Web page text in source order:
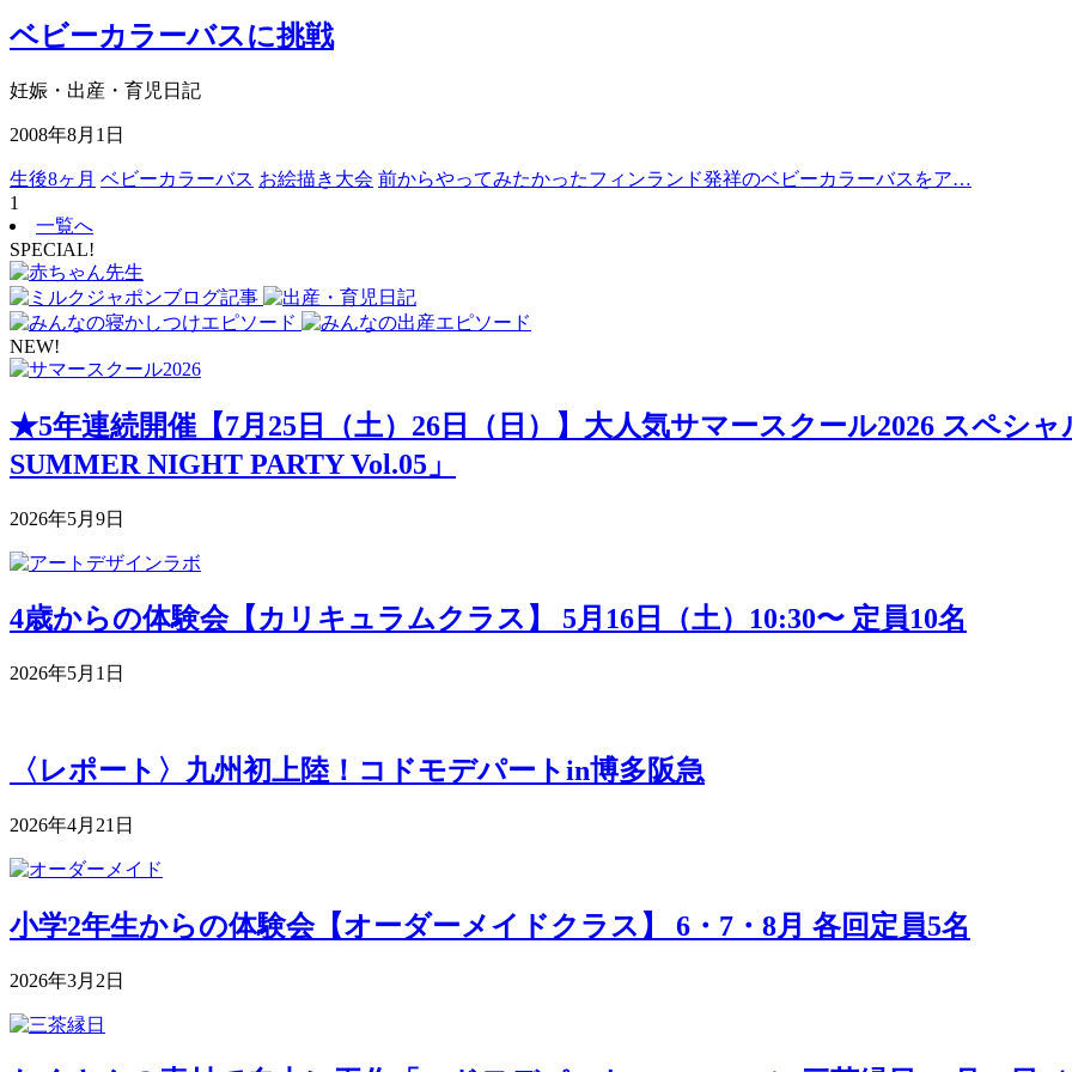
ベビーカラーバスに挑戦
妊娠・出産・育児日記
2008年8月1日
生後8ヶ月 ベビーカラーバス お絵描き大会 前からやってみたかったフィンランド発祥のベビーカラーバスをア…
1
一覧へ
SPECIAL!
NEW!
★5年連続開催【7月25日（土）26日（日）】大人気サマースクール2026 スペシ
SUMMER NIGHT PARTY Vol.05」
2026年5月9日
4歳からの体験会【カリキュラムクラス】 5月16日（土）10:30〜 定員10名
2026年5月1日
〈レポート〉九州初上陸！コドモデパートin博多阪急
2026年4月21日
小学2年生からの体験会【オーダーメイドクラス】 6・7・8月 各回定員5名
2026年3月2日